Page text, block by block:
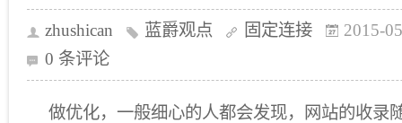
zhushican 蓝爵观点 固定连接
2015-
0 条评论
做优化，一般细心的人都会发现，网站的收录